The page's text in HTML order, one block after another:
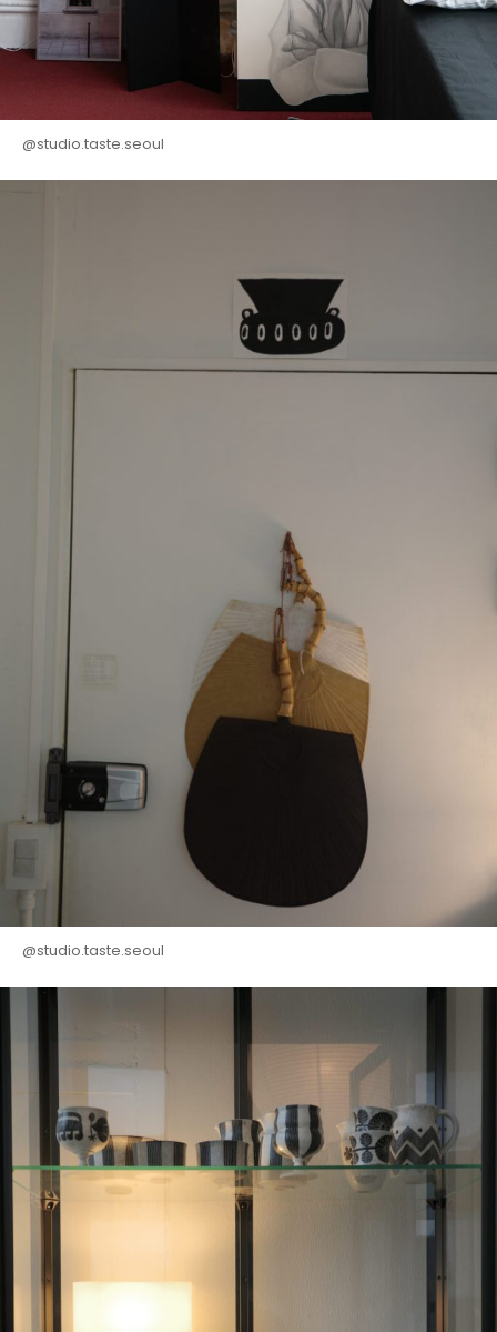
@studio.taste.seoul
@studio.taste.seoul